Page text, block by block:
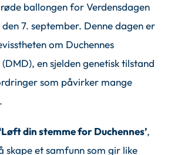
ballongen for Verdensdagen
7. september. Denne dagen er
om Duchennes
en sjelden genetisk tilstand
som påvirker mange
din stemme for Duchennes’,
skape et samfunn som gir like